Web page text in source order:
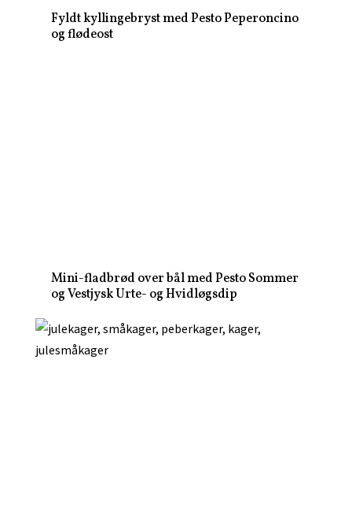
Fyldt kyllingebryst med Pesto Peperoncino
og flødeost
Mini-fladbrød over bål med Pesto Sommer
og Vestjysk Urte- og Hvidløgsdip